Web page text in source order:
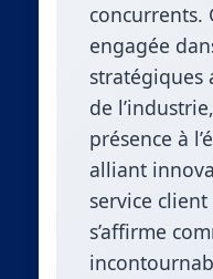
concurrents.
engagée
stratégiques
de
présence à
alliant
service
s’affirme